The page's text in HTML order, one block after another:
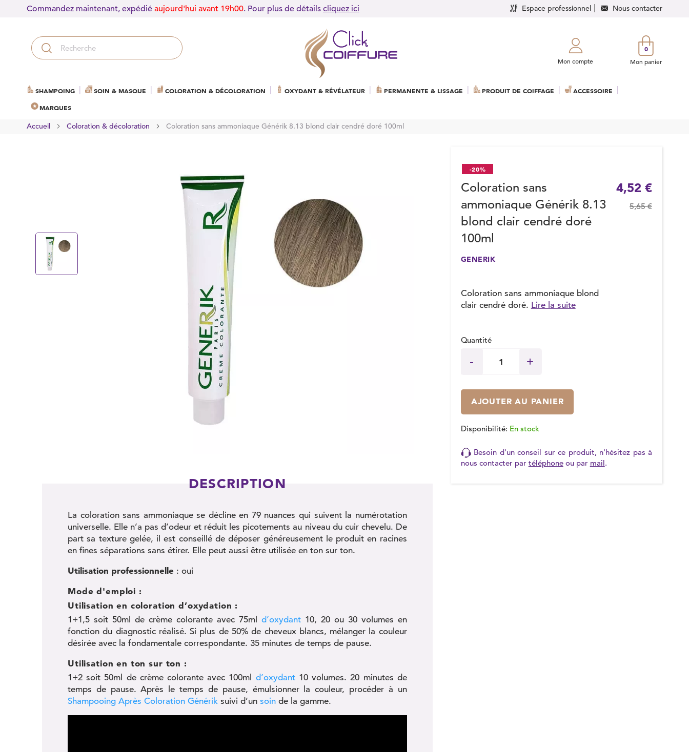
Commandez maintenant, expédié aujourd'hui avant 19h00. Pour plus de détails cliquez ici Espace professionnel Nous contacter
Mon compte
0
Mon panier
SHAMPOING SOIN & MASQUE COLORATION & DÉCOLORATION OXYDANT & RÉVÉLATEUR PERMANENTE & LISSAGE PRODUIT DE COIFFAGE ACCESSOIRE
MARQUES
Accueil Coloration & décoloration Coloration sans ammoniaque Générik 8.13 blond clair cendré doré 100ml
-20%
Coloration sans
ammoniaque Générik 8.13
blond clair cendré doré
100ml
GENERIK
Coloration sans ammoniaque blond
clair cendré doré. Lire la suite
4,52 €
5,65 €
Quantité
AJOUTER AU PANIER
Disponibilité: En stock
Besoin d'un conseil sur ce produit, n'hésitez pas à
nous contacter par téléphoneou par mail.
DESCRIPTION
La coloration sans ammoniaque se décline en 79 nuances qui suivent la numérotation
universelle. Elle n’a pas d’odeur et réduit les picotements au niveau du cuir chevelu. De
part sa texture gelée, il est conseillé de déposer généreusement le produit en racines
en fines séparations sans étirer. Elle peut aussi être utilisée en ton sur ton.
Utilisation professionnelle : oui
Mode d'emploi :
Utilisation en coloration d’oxydation :
1+1,5 soit 50ml de crème colorante avec 75ml d’oxydant10, 20 ou 30 volumes en
fonction du diagnostic réalisé. Si plus de 50% de cheveux blancs, mélanger la couleur
désirée avec la fondamentale correspondante. 35 minutes de temps de pause.
Utilisation en ton sur ton :
1+2 soit 50ml de crème colorante avec 100ml d’oxydant10 volumes. 20 minutes de
temps de pause. Après le temps de pause, émulsionner la couleur, procéder à un
Shampooing Après Coloration Générik suivi d’un soin de la gamme.